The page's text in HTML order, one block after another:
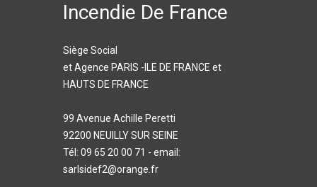
Incendie De France
Siège Social
et Agence PARIS -ILE DE FRANCE et
HAUTS DE FRANCE
99 Avenue Achille Peretti
92200 NEUILLY SUR SEINE
Tél: 09 65 20 00 71 - email:
sarlsidef2@orange.fr